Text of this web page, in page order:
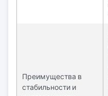
Преимущества в
стабильности и